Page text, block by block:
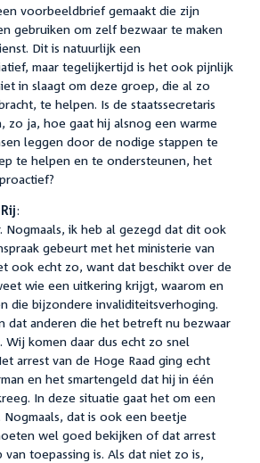
voorbeeldbrief gemaakt die zijn
gebruiken om zelf bezwaar te maken
Dit is natuurlijk een
maar tegelijkertijd is het ook pijnlijk
in slaagt om deze groep, die al zo
te helpen. Is de staatssecretaris
zo ja, hoe gaat hij alsnog een warme
leggen door de nodige stappen te
te helpen en te ondersteunen, het
:
Nogmaals, ik heb al gezegd dat dit ook
gebeurt met het ministerie van
ook echt zo, want dat beschikt over de
wie een uitkering krijgt, waarom en
die bijzondere invaliditeitsverhoging.
dat anderen die het betreft nu bezwaar
Wij komen daar dus echt zo snel
arrest van de Hoge Raad ging echt
en het smartengeld dat hij in één
In deze situatie gaat het om een
dat is ook een beetje
wel goed bekijken of dat arrest
toepassing is. Als dat niet zo is,